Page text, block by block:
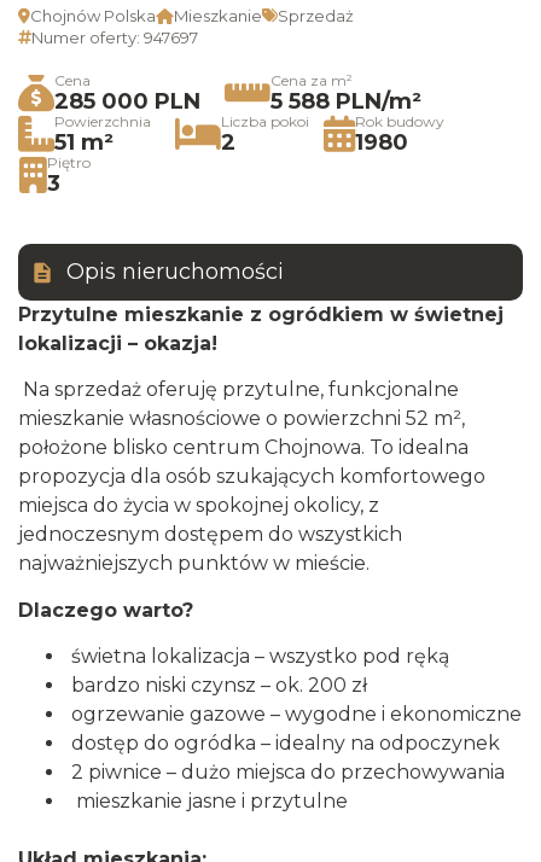
Chojnów Polska Mieszkanie
Sprzedaż
Numer oferty: 947697
Cena
285 000 PLN
Cena za m²
5 588 PLN/m²
Powierzchnia
51 m²
Liczba pokoi
2
Rok budowy
1980
Piętro
3
Opis nieruchomości
Przytulne mieszkanie z ogródkiem w świetnej
lokalizacji – okazja!
Na sprzedaż oferuję przytulne, funkcjonalne
mieszkanie własnościowe o powierzchni 52 m²,
położone blisko centrum Chojnowa. To idealna
propozycja dla osób szukających komfortowego
miejsca do życia w spokojnej okolicy, z
jednoczesnym dostępem do wszystkich
najważniejszych punktów w mieście.
Dlaczego warto?
świetna lokalizacja – wszystko pod ręką
bardzo niski czynsz – ok. 200 zł
ogrzewanie gazowe – wygodne i ekonomiczne
dostęp do ogródka – idealny na odpoczynek
2 piwnice – dużo miejsca do przechowywania
mieszkanie jasne i przytulne